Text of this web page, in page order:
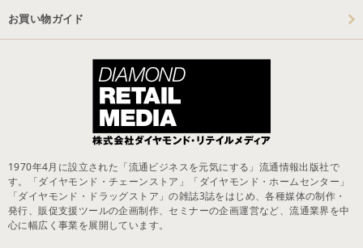
お買い物ガイド
1970年4月に設立された「流通ビジネスを元気にする」流通情報出版社で
す。「ダイヤモンド・チェーンストア」「ダイヤモンド・ホームセンター」
「ダイヤモンド・ドラッグストア」の雑誌3誌をはじめ、各種媒体の制作・
発行、販促支援ツールの企画制作、セミナーの企画運営など、流通業界を中
心に幅広く事業を展開しています。